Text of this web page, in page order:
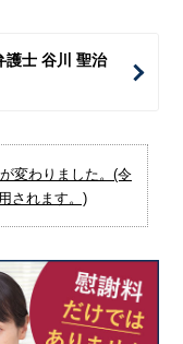
護士 谷川 聖治
変わりました。(令
されます。)